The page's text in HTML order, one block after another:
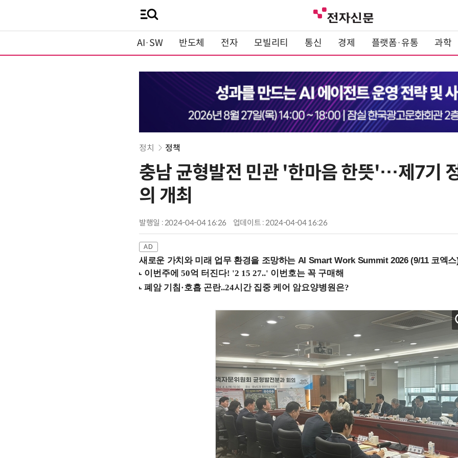
AI·SW 반도체 전자 모빌리티 통신 경제 플랫폼·유통 과학
정치 정책
충남 균형발전 민관 '한마음 한뜻'…제7기
의 개최
발행일 : 2024-04-04 16:26 업데이트 : 2024-04-04 16:26
새로운 가치와 미래 업무 환경을 조망하는 AI Smart Work Summit 2026 (9/11 코엑